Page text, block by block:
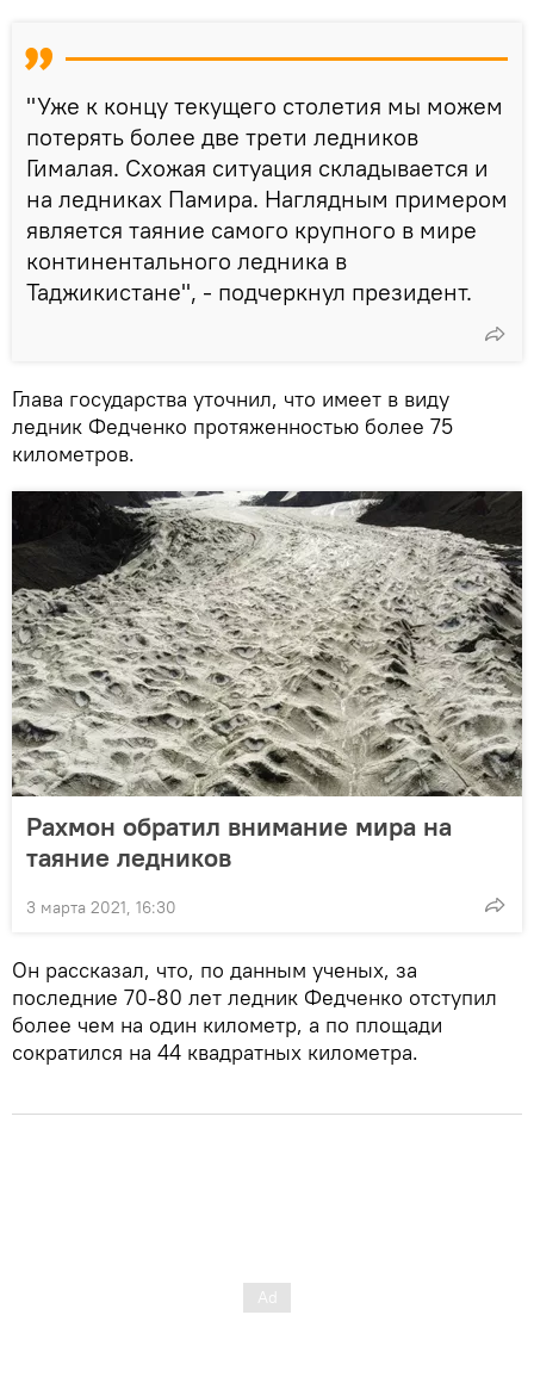
"Уже к концу текущего столетия мы можем
потерять более две трети ледников
Гималая. Схожая ситуация складывается и
на ледниках Памира. Наглядным примером
является таяние самого крупного в мире
континентального ледника в
Таджикистане", - подчеркнул президент.
Глава государства уточнил, что имеет в виду
ледник Федченко протяженностью более 75
километров.
Рахмон обратил внимание мира на
таяние ледников
3 марта 2021, 16:30
Он рассказал, что, по данным ученых, за
последние 70-80 лет ледник Федченко отступил
более чем на один километр, а по площади
сократился на 44 квадратных километра.